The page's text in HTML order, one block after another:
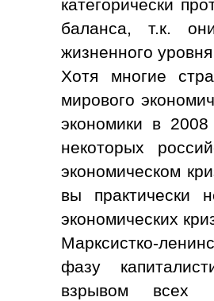
категорически
баланса, т.к.
жизненного
Хотя многие
мирового
экономики в
некоторых
экономическом
вы практически
экономических
Марксистко-
фазу
взрывом всех